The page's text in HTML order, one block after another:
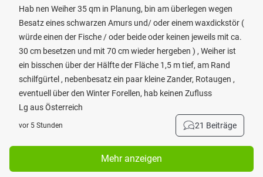
Hab nen Weiher 35 qm in Planung, bin am überlegen wegen
Besatz eines schwarzen Amurs und/ oder einem waxdickstör (
würde einen der Fische / oder beide oder keinen jeweils mit ca.
30 cm besetzen und mit 70 cm wieder hergeben ) , Weiher ist
ein bisschen über der Hälfte der Fläche 1,5 m tief, am Rand
schilfgürtel , nebenbesatz ein paar kleine Zander, Rotaugen ,
eventuell über den Winter Forellen, hab keinen Zufluss
Lg aus Österreich
vor 5 Stunden 21 Beiträge
Mehr anzeigen